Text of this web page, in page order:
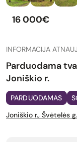
16 000€
INFORMACIJA
Parduodama
Joniškio r.
PARDUODAMAS
Joniškio r., Švėtelės